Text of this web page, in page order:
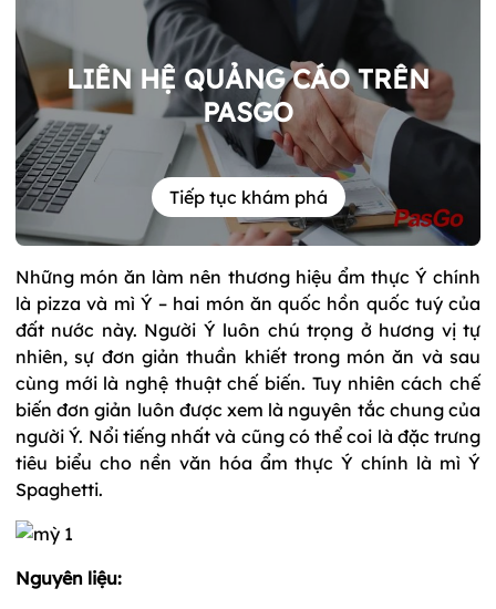
LIÊN HỆ QUẢNG CÁO TRÊN
PASGO
Tiếp tục khám phá
Những món ăn làm nên thương hiệu ẩm thực Ý chính
là pizza và mì Ý – hai món ăn quốc hồn quốc tuý của
đất nước này. Người Ý luôn chú trọng ở hương vị tự
nhiên, sự đơn giản thuần khiết trong món ăn và sau
cùng mới là nghệ thuật chế biến. Tuy nhiên cách chế
biến đơn giản luôn được xem là nguyên tắc chung của
người Ý. Nổi tiếng nhất và cũng có thể coi là đặc trưng
tiêu biểu cho nền văn hóa ẩm thực Ý chính là mì Ý
Spaghetti.
Nguyên liệu: